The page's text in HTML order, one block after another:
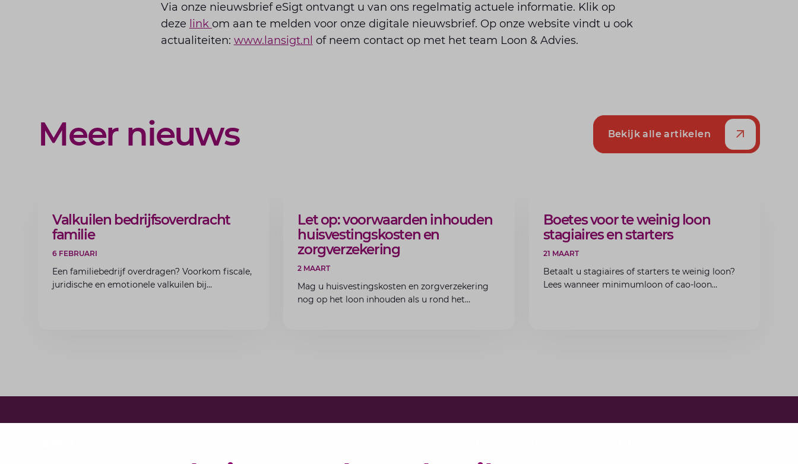
Via onze nieuwsbrief eSigt ontvangt u van ons regelmatig actuele informatie. Klik op
deze link om aan te melden voor onze digitale nieuwsbrief. Op onze website vindt u ook
actualiteiten: www.lansigt.nl of neem contact op met het team Loon & Advies.
Meer nieuws Bekijk alle artikelen
ARTIKEL
Valkuilen bedrijfsoverdracht
familie
6 FEBRUARI
Een familiebedrijf overdragen? Voorkom fiscale,
juridische en emotionele valkuilen bij
ARTIKEL
Let op: voorwaarden inhouden
huisvestingskosten en
zorgverzekering
2 MAART
Mag u huisvestingskosten en zorgverzekering
nog op het loon inhouden als u rond het
ARTIKEL
Boetes voor te weinig loon
stagiaires en starters
21 MAART
Betaalt u stagiaires of starters te weinig loon?
Lees wanneer minimumloon of cao-loon